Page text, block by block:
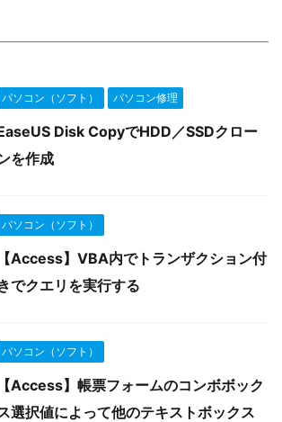
パソコン（ソフト） パソコン修理
Disk CopyでHDD／SSDクロー
を作成
パソコン（ソフト）
【Access】VBA内でトランザクション付
でクエリを実行する
パソコン（ソフト）
【Access】帳票フォームのコンボボック
選択値によって他のテキストボックス